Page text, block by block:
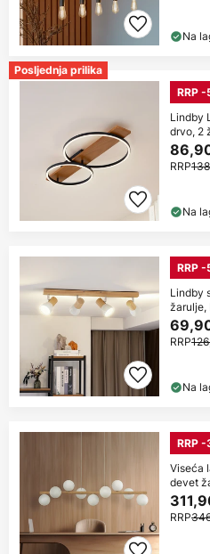
Na
Posljednja prilika
RRP
Lindby
drvo, 2
RRP
Na
RRP
Lindby
žarulje,
RRP
Na
RRP
Viseća
devet
RRP